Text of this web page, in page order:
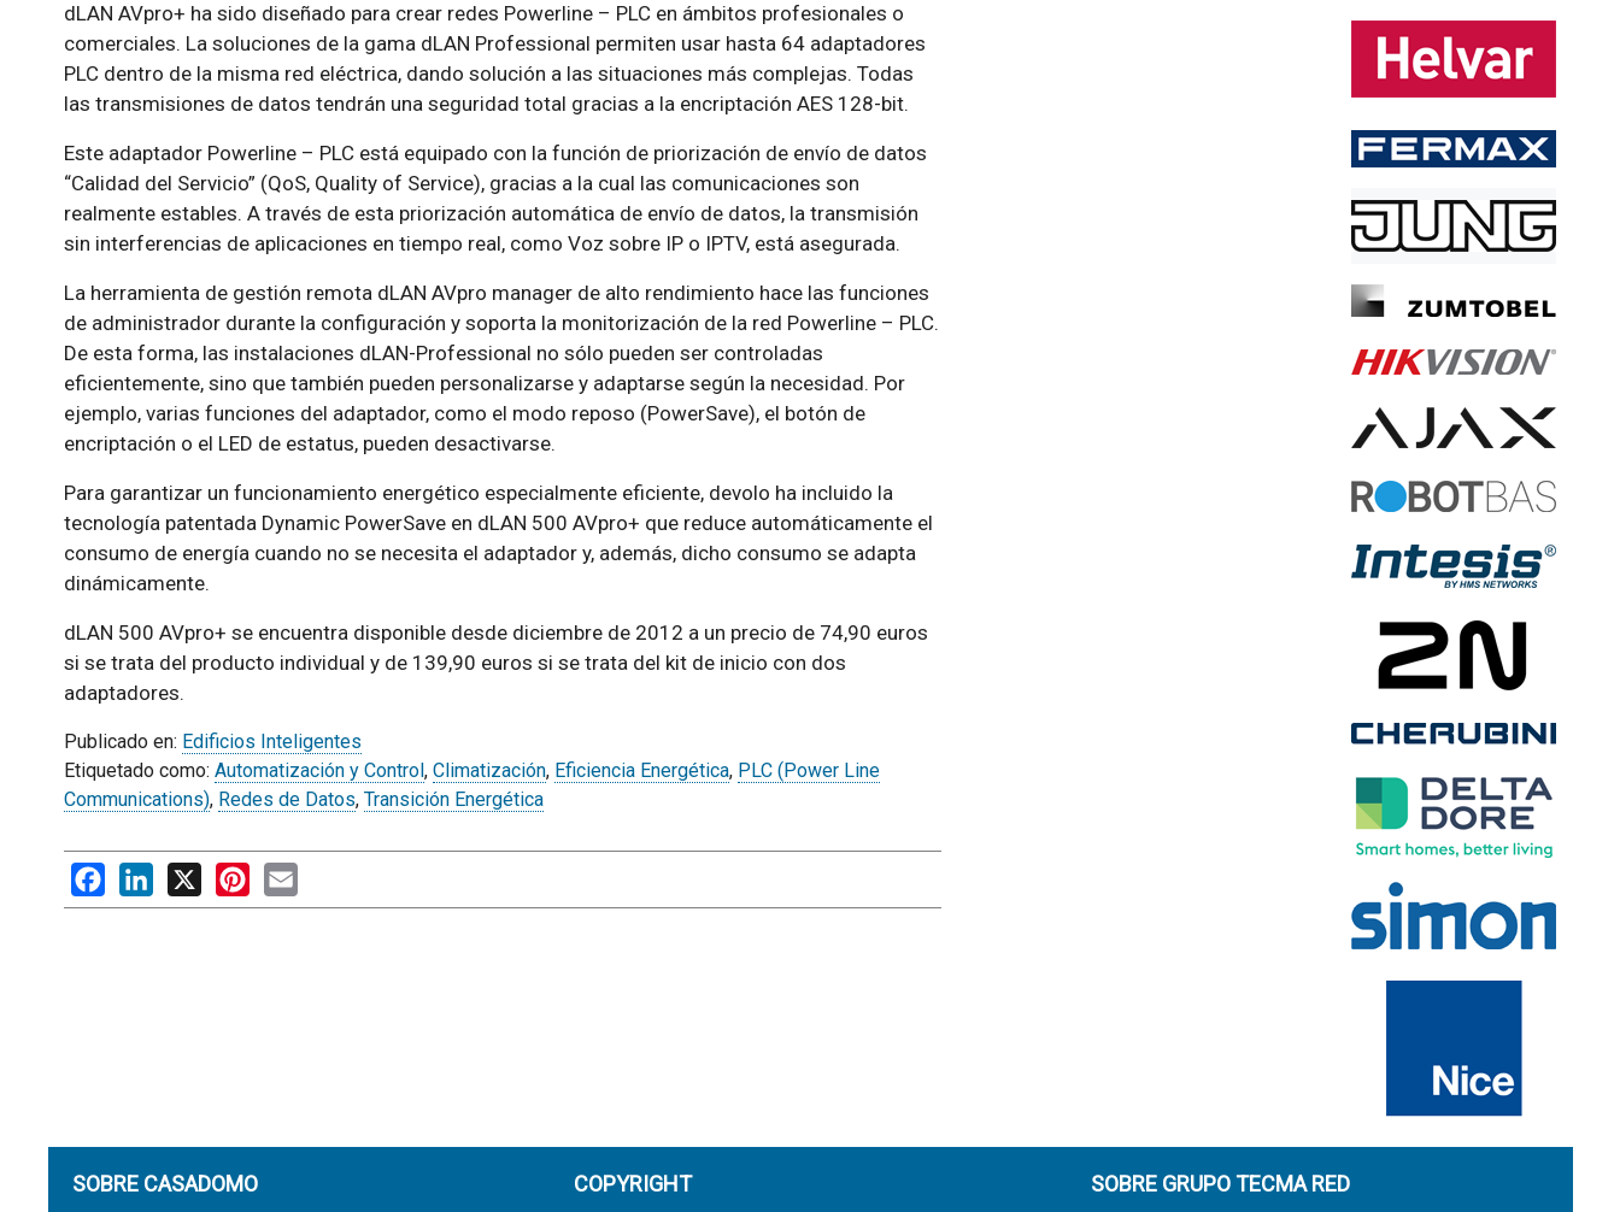
dLAN AVpro+ ha sido diseñado para crear redes Powerline – PLC en ámbitos profesionales o
comerciales. La soluciones de la gama dLAN Professional permiten usar hasta 64 adaptadores
PLC dentro de la misma red eléctrica, dando solución a las situaciones más complejas. Todas
las transmisiones de datos tendrán una seguridad total gracias a la encriptación AES 128-bit.
Este adaptador Powerline – PLC está equipado con la función de priorización de envío de datos
“Calidad del Servicio” (QoS, Quality of Service), gracias a la cual las comunicaciones son
realmente estables. A través de esta priorización automática de envío de datos, la transmisión
sin interferencias de aplicaciones en tiempo real, como Voz sobre IP o IPTV, está asegurada.
La herramienta de gestión remota dLAN AVpro manager de alto rendimiento hace las funciones
de administrador durante la configuración y soporta la monitorización de la red Powerline – PLC.
De esta forma, las instalaciones dLAN-Professional no sólo pueden ser controladas
eficientemente, sino que también pueden personalizarse y adaptarse según la necesidad. Por
ejemplo, varias funciones del adaptador, como el modo reposo (PowerSave), el botón de
encriptación o el LED de estatus, pueden desactivarse.
Para garantizar un funcionamiento energético especialmente eficiente, devolo ha incluido la
tecnología patentada Dynamic PowerSave en dLAN 500 AVpro+ que reduce automáticamente el
consumo de energía cuando no se necesita el adaptador y, además, dicho consumo se adapta
dinámicamente.
dLAN 500 AVpro+ se encuentra disponible desde diciembre de 2012 a un precio de 74,90 euros
si se trata del producto individual y de 139,90 euros si se trata del kit de inicio con dos
adaptadores.
Publicado en: Edificios Inteligentes
Etiquetado como: Automatización y Control, Climatización, Eficiencia Energética, PLC (Power Line
Communications), Redes de Datos, Transición Energética
FacebookLinkedIn
X PinterestEmail
SOBRE CASADOMO COPYRIGHT SOBRE GRUPO TECMA RED